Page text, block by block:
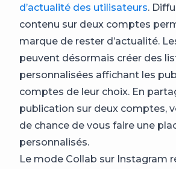
d’actualité des utilisateurs.
contenu sur deux comptes
marque de rester d’actualité.
peuvent désormais créer des
personnalisées affichant les
comptes de leur choix. En
publication sur deux comptes,
de chance de vous faire une
personnalisés.
Le mode Collab sur Instagram